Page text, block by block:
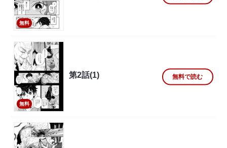
無料
無料
第2話(1) 無料で読む